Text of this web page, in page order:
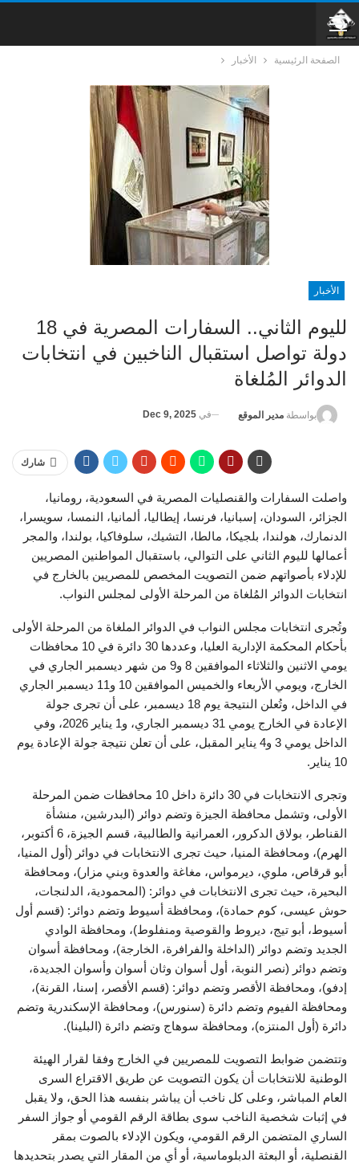
الصفحة الرئيسية الأخبار
الأخبار
لليوم الثاني.. السفارات المصرية في 18
دولة تواصل استقبال الناخبين في انتخابات
الدوائر المُلغاة
بواسطة مدير الموقع في Dec 9, 2025
شارك
واصلت السفارات والقنصليات المصرية في السعودية، رومانيا،
الجزائر، السودان، إسبانيا، فرنسا، إيطاليا، ألمانيا، النمسا، سويسرا،
الدنمارك، هولندا، بلجيكا، مالطا، التشيك، سلوفاكيا، بولندا، والمجر
أعمالها لليوم الثاني على التوالي، باستقبال المواطنين المصريين
للإدلاء بأصواتهم ضمن التصويت المخصص للمصريين بالخارج في
انتخابات الدوائر المُلغاة من المرحلة الأولى لمجلس النواب.
وتُجرى انتخابات مجلس النواب في الدوائر الملغاة من المرحلة الأولى
بأحكام المحكمة الإدارية العليا، وعددها 30 دائرة في 10 محافظات
يومي الاثنين والثلاثاء الموافقين 8 و9 من شهر ديسمبر الجاري في
الخارج، ويومي الأربعاء والخميس الموافقين 10 و11 ديسمبر الجاري
في الداخل، وتُعلن النتيجة يوم 18 ديسمبر، على أن تجرى جولة
الإعادة في الخارج يومي 31 ديسمبر الجاري، و1 يناير 2026، وفي
الداخل يومي 3 و4 يناير المقبل، على أن تعلن نتيجة جولة الإعادة يوم
10 يناير.
وتجرى الانتخابات في 30 دائرة داخل 10 محافظات ضمن المرحلة
الأولى، وتشمل محافظة الجيزة وتضم دوائر (البدرشين، منشأة
القناطر، بولاق الدكرور، العمرانية والطالبية، قسم الجيزة، 6 أكتوبر،
الهرم)، ومحافظة المنيا، حيث تجرى الانتخابات في دوائر (أول المنيا،
أبو قرقاص، ملوي، ديرمواس، مغاغة والعدوة وبني مزار)، ومحافظة
البحيرة، حيث تجرى الانتخابات في دوائر: (المحمودية، الدلنجات،
حوش عيسى، كوم حمادة)، ومحافظة أسيوط وتضم دوائر: (قسم أول
أسيوط، أبو تيج، ديروط والقوصية ومنفلوط)، ومحافظة الوادي
الجديد وتضم دوائر (الداخلة والفرافرة، الخارجة)، ومحافظة أسوان
وتضم دوائر (نصر النوبة، أول أسوان وثان أسوان وأسوان الجديدة،
إدفو)، ومحافظة الأقصر وتضم دوائر: (قسم الأقصر، إسنا، القرنة)،
ومحافظة الفيوم وتضم دائرة (سنورس)، ومحافظة الإسكندرية وتضم
دائرة (أول المنتزه)، ومحافظة سوهاج وتضم دائرة (البلينا).
وتتضمن ضوابط التصويت للمصريين في الخارج وفقا لقرار الهيئة
الوطنية للانتخابات أن يكون التصويت عن طريق الاقتراع السرى
العام المباشر، وعلى كل ناخب أن يباشر بنفسه هذا الحق، ولا يقبل
في إثبات شخصية الناخب سوى بطاقة الرقم القومي أو جواز السفر
الساري المتضمن الرقم القومي، ويكون الإدلاء بالصوت بمقر
القنصلية، أو البعثة الدبلوماسية، أو أي من المقار التي يصدر بتحديدها